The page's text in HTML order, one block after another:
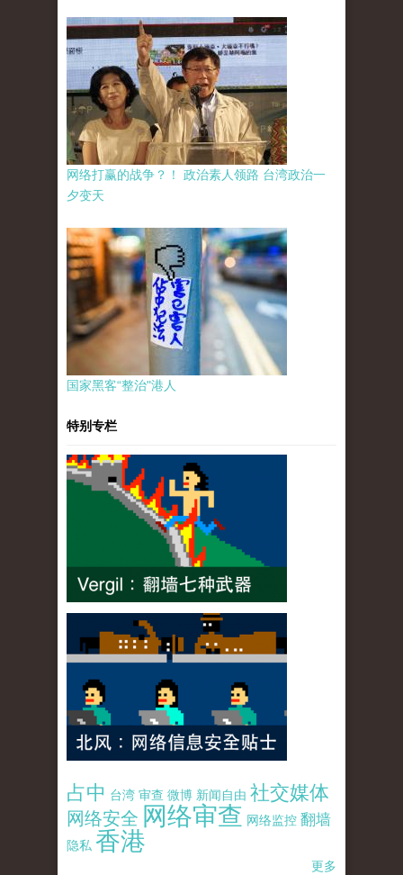
网络打赢的战争？！ 政治素人领路 台湾政治一
夕变天
国家黑客“整治"港人
特别专栏
占中 台湾 审查 微博 新闻自由 社交媒体
网络安全 网络审查 网络监控 翻墙
隐私 香港
更多